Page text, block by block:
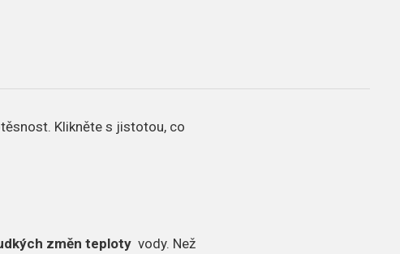
Klikněte s jistotou, co
změn teploty vody. Než